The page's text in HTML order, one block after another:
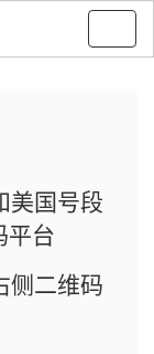
美国号段
平台
侧二维码